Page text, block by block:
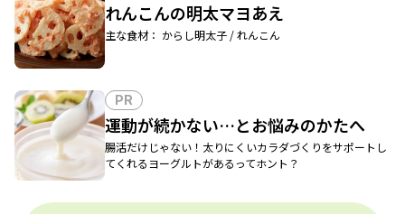
れんこんの明太マヨあえ
主な食材： からし明太子 / れんこん
PR
運動が続かない…とお悩みのかたへ
腸活だけじゃない！太りにくいカラダづくりをサポートし
てくれるヨーグルトがあるってホント？